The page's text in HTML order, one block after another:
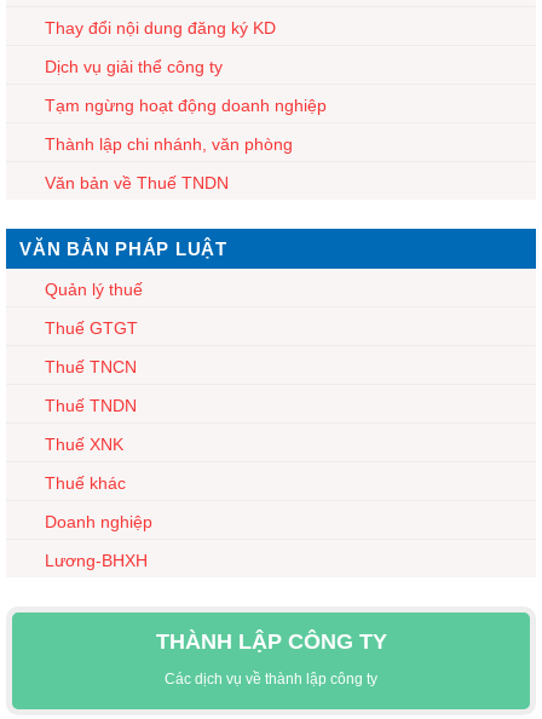
Thay đổi nội dung đăng ký KD
Dịch vụ giải thể công ty
Tạm ngừng hoạt động doanh nghiệp
Thành lập chi nhánh, văn phòng
Văn bản về Thuế TNDN
VĂN BẢN PHÁP LUẬT
Quản lý thuế
Thuế GTGT
Thuế TNCN
Thuế TNDN
Thuế XNK
Thuế khác
Doanh nghiệp
Lương-BHXH
THÀNH LẬP CÔNG TY
Các dịch vụ về thành lập công ty